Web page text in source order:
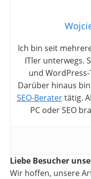
Ich bin seit
ITler unterwegs.
und
Darüber hinaus
SEO-Beratertätig.
PC oder SEO
Liebe Besucher
Wir hoffen, unsere